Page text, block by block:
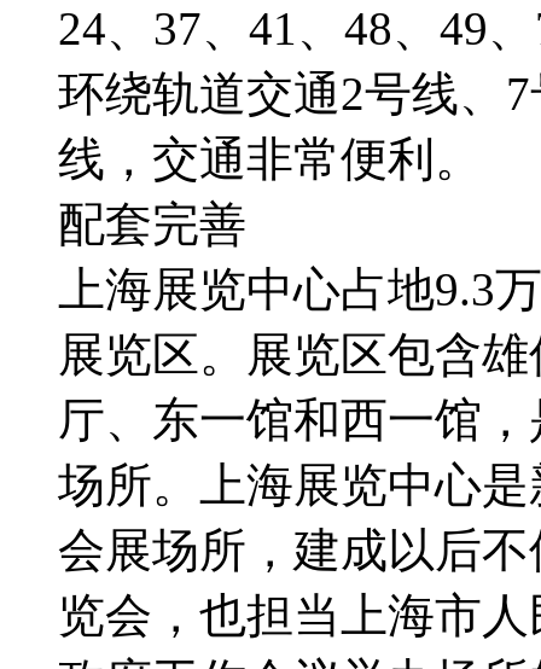
24、37、41、48、49
环绕轨道交通2号线、
线，交通非常便利。
配套完善
上海展览中心占地9.3
展览区。展览区包含
厅、东一馆和西一馆
场所。上海展览中心
会展场所，建成以后
览会，也担当上海市